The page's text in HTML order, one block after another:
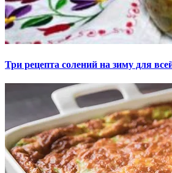
Три рецепта солений на зиму для